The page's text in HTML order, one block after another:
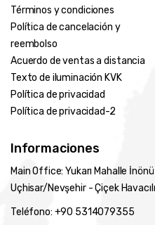
Sophie F.
Anna K.
Términos y condiciones
Política de cancelación y
reembolso
Acuerdo de ventas a distancia
Texto de iluminación KVK
Política de privacidad
Política de privacidad-2
Informaciones
Main Office: Yukarı Mahalle
Uçhisar/Nevşehir - Çiçek
Teléfono: +90 5314079355